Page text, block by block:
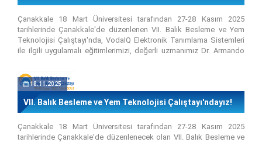
Çanakkale 18 Mart Üniversitesi tarafından 27-28 Kasım 2025
tarihlerinde Çanakkale'de düzenlenen VII. Balık Besleme ve Yem
Teknolojisi Çalıştayı'nda, VodaIQ Elektronik Tanımlama Sistemleri
ile ilgili uygulamalı eğitimlerimizi, değerli uzmanımız Dr. Armando
Elektronik Markalamanın Önemi" konusunda da bir sunum yaptı.
18.11.2025
VII. Balık Besleme ve Yem Teknolojisi Çalıştayı'ndayız!
Çanakkale 18 Mart Üniversitesi tarafından 27-28 Kasım 2025
tarihlerinde Çanakkale'de düzenlenecek olan VII. Balık Besleme ve